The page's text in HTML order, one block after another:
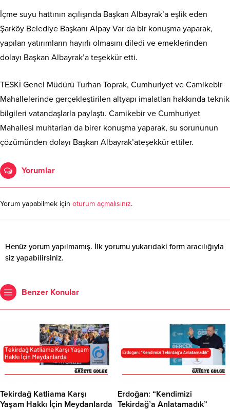
İçme suyu hattının açılışında Başkan Albayrak’a eşlik eden
Şarköy Belediye Başkanı Alpay Var da bir konuşma yaparak,
yapılan yatırımların hayırlı olmasını diledi ve emeklerinden
dolayı Başkan Albayrak’a teşekkür etti.
TESKİ Genel Müdürü Turhan Toprak, Cumhuriyet ve Camikebir
Mahallelerinde gerçekleştirilen altyapı imalatları hakkında teknik
bilgileri vatandaşlarla paylaştı. Camikebir ve Cumhuriyet
Mahallesi muhtarları da birer konuşma yaparak, su sorununun
çözümünden dolayı Başkan Albayrak’ateşekkür ettiler.
Yorumlar
Yorum yapabilmek için oturum açmalısınız.
Henüz yorum yapılmamış. İlk yorumu yukarıdaki form aracılığıyla
siz yapabilirsiniz.
Benzer Konular
Tekirdağ Katliama Karşı
Yaşam Hakkı İçin Meydanlarda
Erdoğan: “Kendimizi
Tekirdağ’a Anlatamadık”